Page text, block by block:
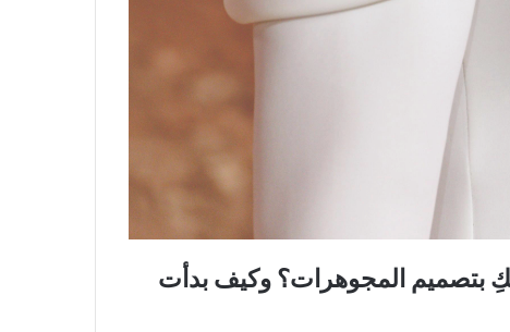
بتصميم المجوهرات؟ وكيف بدأت